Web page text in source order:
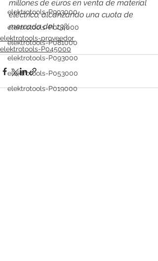
elektrotools-P993000
elektrotools-P004000
elektrotools-P081000
elektrotools-P093000
elektrotools-P053000
elektrotools-P019000
millones de euros en venta de material
eléctrico, alcanzando una cuota de
mercado del 13%
elektrotools-proveedor
elektrotools-P045000